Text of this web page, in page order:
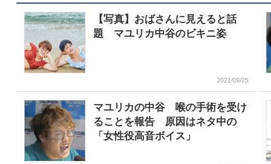
【写真】おばさんに見えると話
題 マユリカ中谷のビキニ姿
2021/09/25
マユリカの中谷 喉の手術を受け
ることを報告 原因はネタ中の
「女性役高音ボイス」